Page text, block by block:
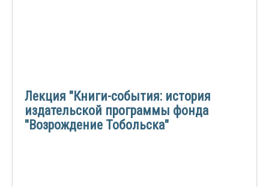
Лекция "Книги-события: история
издательской программы фонда
"Возрождение Тобольска"